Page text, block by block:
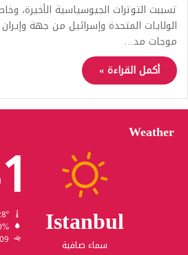
تسببت التوترات الجيوسياسية الأخيرة،
الولايات المتحدة وإسرائيل من جهة
موجات مد…
أكمل القراءة »
Weather
Istanbul
سماء صافية
1.09